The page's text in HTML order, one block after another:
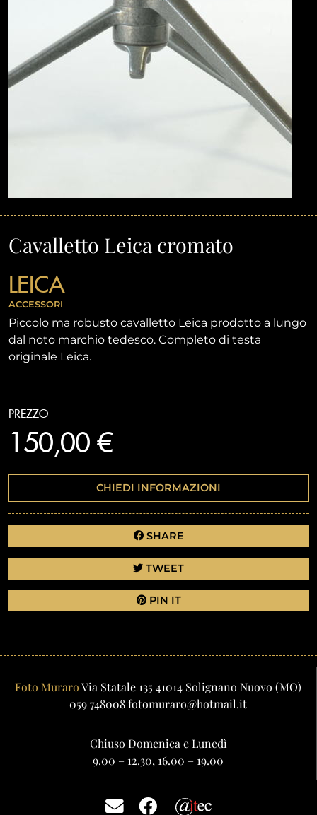
Cavalletto Leica cromato
LEICA
ACCESSORI
Piccolo ma robusto cavalletto Leica prodotto a lungo
dal noto marchio tedesco. Completo di testa
originale Leica.
PREZZO
150,00 €
CHIEDI INFORMAZIONI
SHARE
TWEET
PIN IT
Foto MuraroVia Statale 135 41014 Solignano Nuovo (MO)
059 748008fotomuraro@hotmail.it
Chiuso Domenica e Lunedì
9.00 – 12.30, 16.00 – 19.00